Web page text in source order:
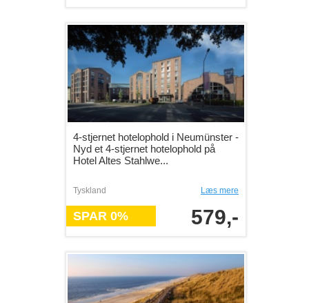
4-stjernet hotelophold i Neumünster -
Nyd et 4-stjernet hotelophold på
Hotel Altes Stahlwe...
Tyskland Læs mere
SPAR 0% 579,-